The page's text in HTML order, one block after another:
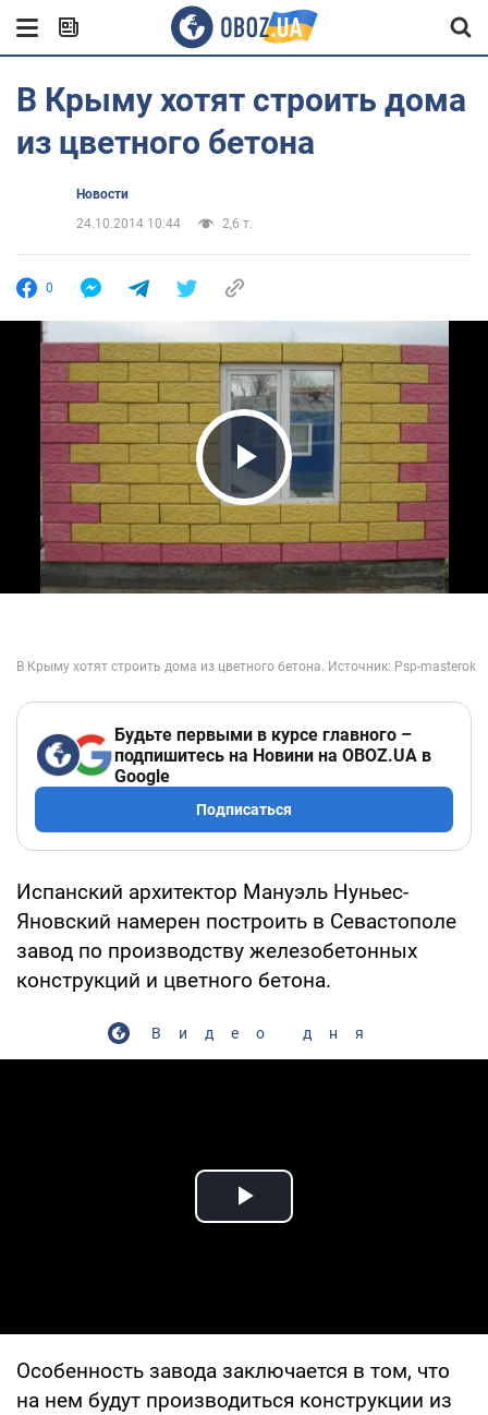
В Крыму хотят строить дома
из цветного бетона
Новости
24.10.2014 10:44
2,6 т.
0
Play Video
Будьте первыми в курсе главного –
подпишитесь на Новини на OBOZ.UA в
Google
Подписаться
Испанский архитектор Мануэль Нуньес-
Яновский намерен построить в Севастополе
завод по производству железобетонных
конструкций и цветного бетона.
Видео дня
Play Video
Особенность завода заключается в том, что
на нем будут производиться конструкции из